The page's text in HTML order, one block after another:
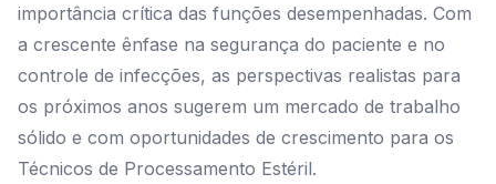
importância crítica das funções desempenhadas. Com
a crescente ênfase na segurança do paciente e no
controle de infecções, as perspectivas realistas para
os próximos anos sugerem um mercado de trabalho
sólido e com oportunidades de crescimento para os
Técnicos de Processamento Estéril.